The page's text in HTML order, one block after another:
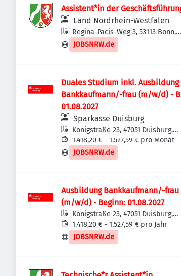
Assistent*in der
Land Nordrhein-Westfalen
Regina-Pacis-Weg 3, 53113 Bonn,
Deutschland
JOBSNRW.de
Duales Studium inkl. Ausbildung
Bankkaufmann/-frau (m/w/d) -
01.08.2027
Sparkasse Duisburg
Königstraße 23, 47051 Duisburg,
Deutschland
1.418,20 € - 1.527,59 € pro Monat
JOBSNRW.de
Ausbildung Bankkaufmann/-frau
(m/w/d) - Beginn: 01.08.2027
Königstraße 23, 47051 Duisburg,
Deutschland
1.418,20 € - 1.527,59 € pro Jahr
JOBSNRW.de